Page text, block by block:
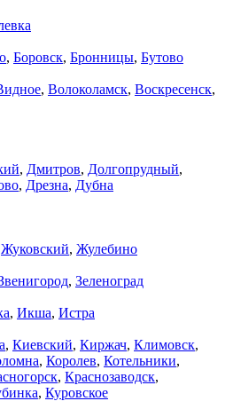
, Боровск, Бронницы, Бутово
, Волоколамск, Воскресенск,
, Дмитров, Долгопрудный,
, Дрезна, Дубна
Жуковский, Жулебино
, Зеленоград
, Икша, Истра
, Киевский, Киржач, Климовск,
, Королев, Котельники,
, Краснозаводск,
, Куровское